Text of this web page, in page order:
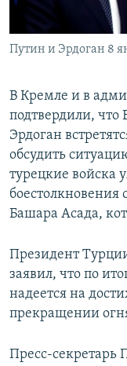
Путин и Эрдоган 8
В Кремле и в
подтвердили,
Эрдоган
обсудить
турецкие войска
боестолкновения
Башара Асада,
Президент
заявил, что по
надеется на
прекращении
Пресс-секретарь